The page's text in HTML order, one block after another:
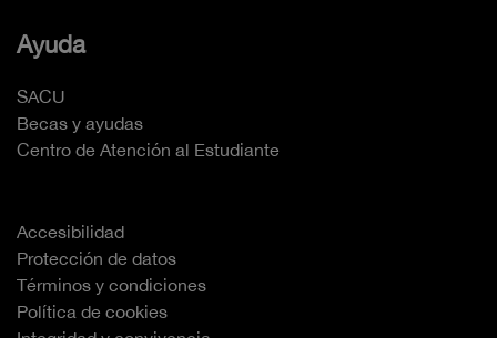
Ayuda
SACU
Becas y ayudas
Centro de Atención al Estudiante
Accesibilidad
Protección de datos
Términos y condiciones
Política de cookies